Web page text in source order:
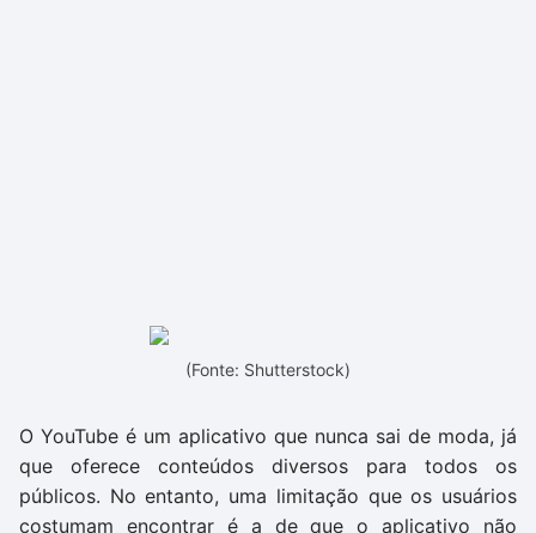
(Fonte: Shutterstock)
O YouTube é um aplicativo que nunca sai de moda, já
que oferece conteúdos diversos para todos os
públicos. No entanto, uma limitação que os usuários
costumam encontrar é a de que o aplicativo não